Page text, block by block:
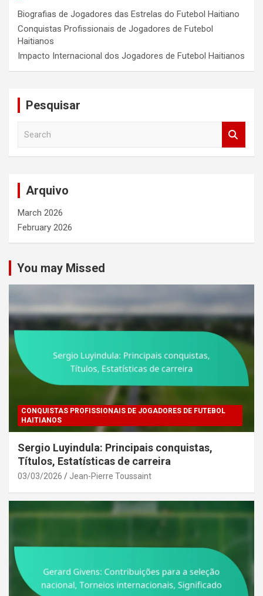
Biografias de Jogadores das Estrelas do Futebol Haitiano
Conquistas Profissionais de Jogadores de Futebol
Haitianos
Impacto Internacional dos Jogadores de Futebol Haitianos
Pesquisar
Arquivo
March 2026
February 2026
You may Missed
CONQUISTAS PROFISSIONAIS DE JOGADORES DE FUTEBOL
HAITIANOS
Sergio Luyindula: Principais conquistas,
Títulos, Estatísticas de carreira
03/03/2026 Jean-Pierre Toussaint